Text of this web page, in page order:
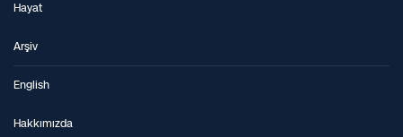
Hayat
Arşiv
English
Hakkımızda